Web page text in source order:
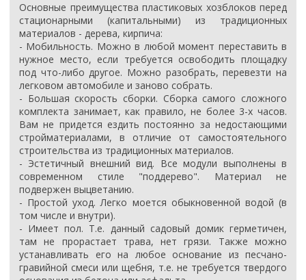
Основные преимущества пластиковых хозблоков перед
стационарными (капитальными) из традиционных
материалов - дерева, кирпича:
- Мобильность. Можно в любой момент переставить в
нужное место, если требуется освободить площадку
под что-либо другое. Можно разобрать, перевезти на
легковом автомобиле и заново собрать.
- Большая скорость сборки. Сборка самого сложного
комплекта занимает, как правило, не более 3-х часов.
Вам не придется ездить постоянно за недостающими
стройматериалами, в отличие от самостоятельного
строительства из традиционных материалов.
- Эстетичный внешний вид. Все модули выполнены в
современном стиле "поддерево". Материал не
подвержен выцветанию.
- Простой уход. Легко моется обыкновенной водой (в
том числе и внутри).
- Имеет пол. Т.е. данный садовый домик герметичен,
там не прорастает трава, нет грязи. Также можно
устанавливать его на любое основание из песчано-
гравийной смеси или щебня, т.е. не требуется твердого